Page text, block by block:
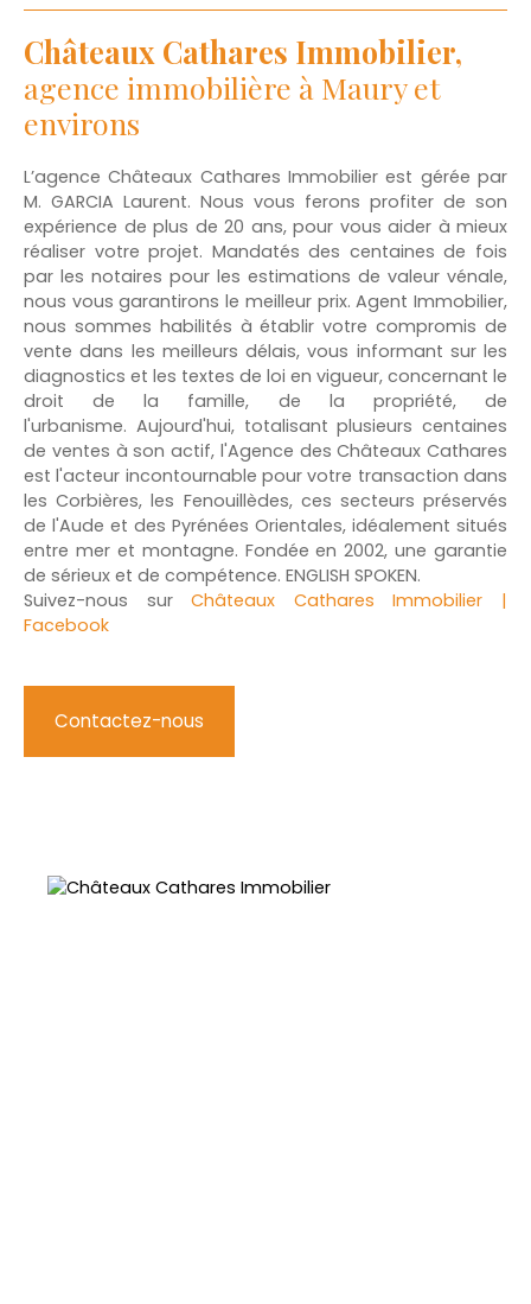
Châteaux Cathares Immobilier,
agence immobilière à Maury et
environs
L’agence Châteaux Cathares Immobilier est gérée par
M. GARCIA Laurent. Nous vous ferons profiter de son
expérience de plus de 20 ans, pour vous aider à mieux
réaliser votre projet. Mandatés des centaines de fois
par les notaires pour les estimations de valeur vénale,
nous vous garantirons le meilleur prix. Agent Immobilier,
nous sommes habilités à établir votre compromis de
vente dans les meilleurs délais, vous informant sur les
diagnostics et les textes de loi en vigueur, concernant le
droit de la famille, de la propriété, de
l'urbanisme. Aujourd'hui, totalisant plusieurs centaines
de ventes à son actif, l'Agence des Châteaux Cathares
est l'acteur incontournable pour votre transaction dans
les Corbières, les Fenouillèdes, ces secteurs préservés
de l'Aude et des Pyrénées Orientales, idéalement situés
entre mer et montagne. Fondée en 2002, une garantie
de sérieux et de compétence. ENGLISH SPOKEN.
Suivez-nous surChâteaux Cathares Immobilier |
Facebook
Contactez-nous